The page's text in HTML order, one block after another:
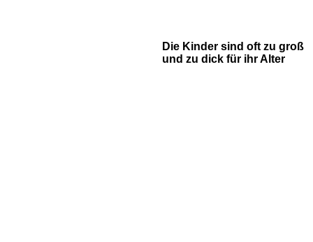
Die Kinder sind oft zu groß
und zu dick für ihr Alter